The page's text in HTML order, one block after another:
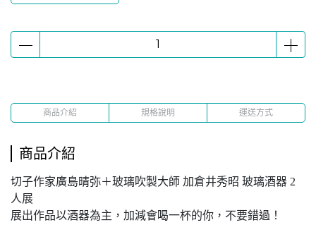
商品介紹 規格說明 運送方式
商品介紹
切子作家廣島晴弥＋玻璃吹製大師 加倉井秀昭 玻璃酒器 2
人展
展出作品以酒器為主，加減會喝一杯的你，不要錯過！